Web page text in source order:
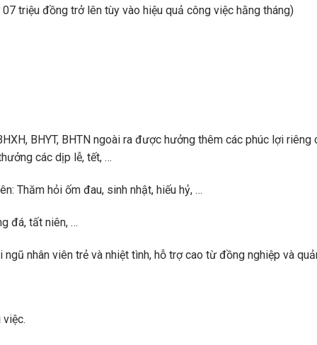
triệu đồng trở lên tùy vào hiệu quả công việc hằng tháng)
BHYT, BHTN ngoài ra được hưởng thêm các phúc lợi riêng
các dịp lễ, tết, …
Thăm hỏi ốm đau, sinh nhật, hiếu hỷ, …
đá, tất niên, …
nhân viên trẻ và nhiệt tình, hỗ trợ cao từ đồng nghiệp và